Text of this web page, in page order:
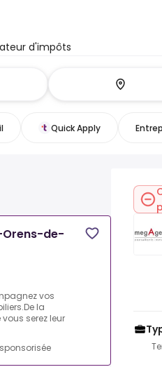
d'impôts
Quick Apply
de-
vos
la
serez leur